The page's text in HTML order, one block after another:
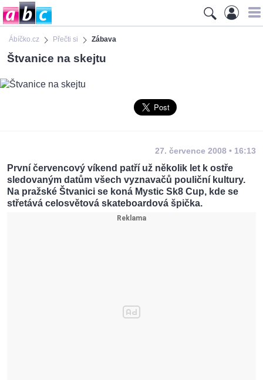
Ábíčko.cz Přečti si Zábava
Štvanice na skejtu
27. července 2008 • 16:13
První červencový víkend patří už několik let k ostře
sledovaným datům všech vyznavačů pouliční kultury.
Na pražské Štvanici se koná Mystic Sk8 Cup, kde se
střetává celosvětová skateboardová špička.